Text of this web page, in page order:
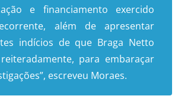
e financiamento exercido
além de apresentar
indícios de que Braga Netto
para embaraçar
escreveu Moraes.